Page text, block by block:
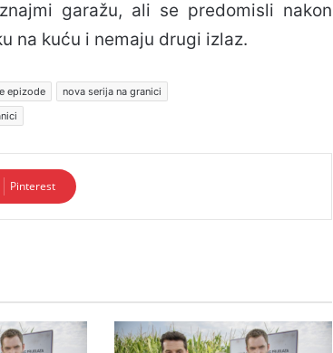
garažu, ali se predomisli nakon
na kuću i nemaju drugi izlaz.
epizode
nova serija na granici
Pinterest